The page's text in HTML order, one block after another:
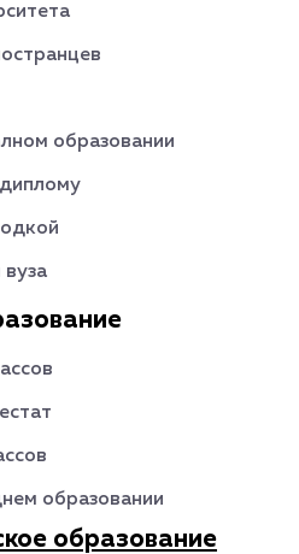
образовании
вуза
образовании
образование